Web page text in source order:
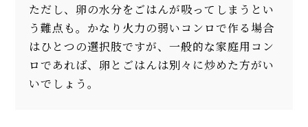
ただし、卵の水分をごはんが吸ってしまうとい
う難点も。かなり火力の弱いコンロで作る場合
はひとつの選択肢ですが、一般的な家庭用コン
ロであれば、卵とごはんは別々に炒めた方がい
いでしょう。